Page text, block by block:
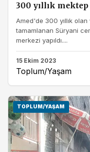
300 yıllık
Amed'de 300 yıllık
tamamlanan Süryani
merkezi yapıldı....
15 Ekim 2023
Toplum/Yaşam
TOPLUM/YAŞAM